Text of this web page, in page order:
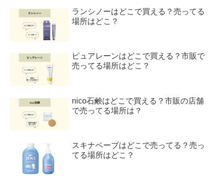
ランシノーはどこで買える？売ってる
場所はどこ？
ピュアレーンはどこで買える？市販で
売ってる場所はどこ？
nico石鹸はどこで買える？市販の店舗
で売ってる場所は？
スキナベーブはどこで売ってる？売っ
てる場所はどこ？